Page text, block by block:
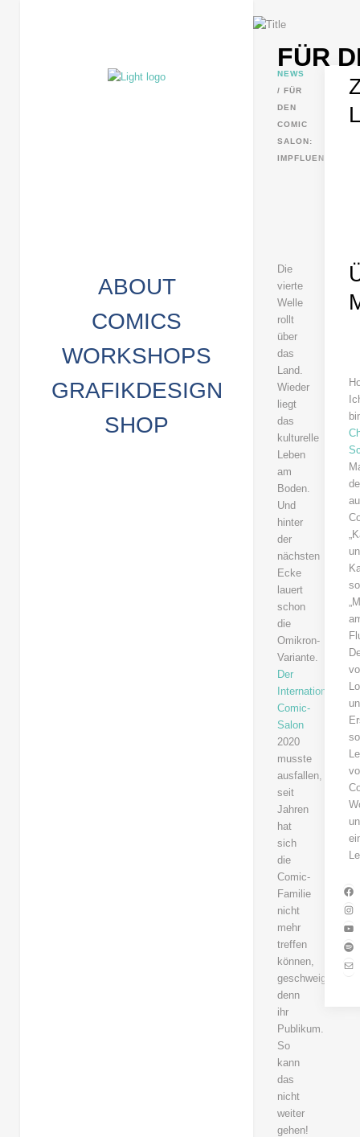
ABOUT
COMICS
WORKSHOPS
GRAFIKDESIGN
SHOP
FÜR
NEWS
/ FÜR
DEN
COMIC
SALON:
IMPFLUENCER
Die
vierte
Welle
rollt
über
das
Land.
Wieder
liegt
das
kulturelle
Leben
am
Boden.
Und
hinter
der
nächsten
Ecke
lauert
schon
die
Omikron-
Variante.
Der
Internationale
Comic-
Salon
2020
musste
ausfallen,
seit
Jahren
hat
sich
die
Comic-
Familie
nicht
mehr
treffen
können,
geschweige
denn
ihr
Publikum.
So
kann
das
nicht
weiter
gehen!